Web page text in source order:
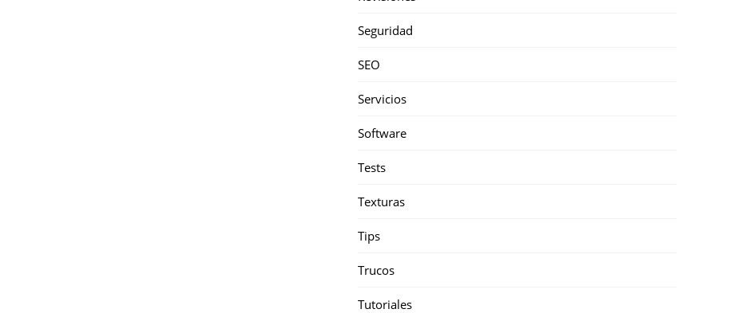
Seguridad
SEO
Servicios
Software
Tests
Texturas
Tips
Trucos
Tutoriales